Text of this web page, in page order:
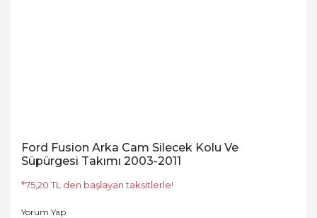
Ford Fusion Arka Cam Silecek Kolu Ve
Süpürgesi Takımı 2003-2011
*75,20 TL den başlayan taksitlerle!
Yorum Yap